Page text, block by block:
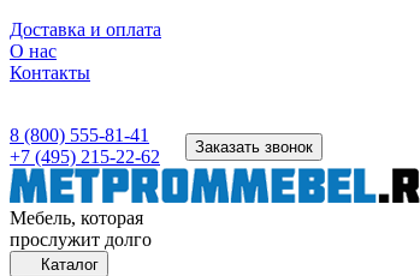
Доставка и оплата
О нас
Контакты
8 (800) 555-81-41
+7 (495) 215-22-62
Заказать звонок
Мебель, которая
прослужит долго
Каталог